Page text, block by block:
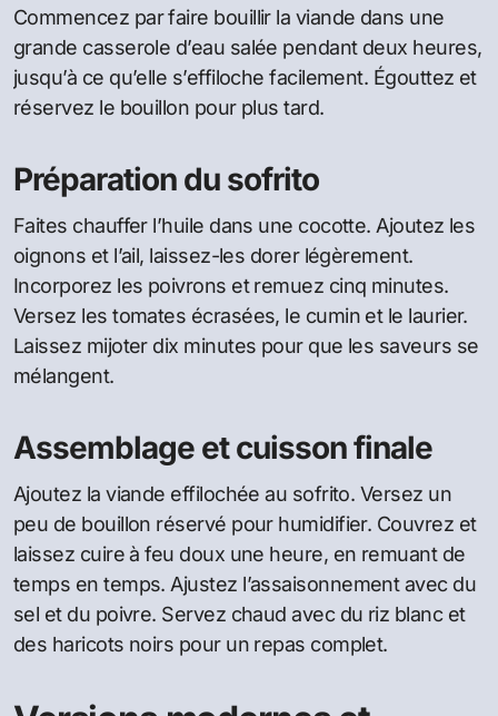
Commencez par faire bouillir la viande dans une
grande casserole d’eau salée pendant deux heures,
jusqu’à ce qu’elle s’effiloche facilement. Égouttez et
réservez le bouillon pour plus tard.
Préparation du sofrito
Faites chauffer l’huile dans une cocotte. Ajoutez les
oignons et l’ail, laissez-les dorer légèrement.
Incorporez les poivrons et remuez cinq minutes.
Versez les tomates écrasées, le cumin et le laurier.
Laissez mijoter dix minutes pour que les saveurs se
mélangent.
Assemblage et cuisson finale
Ajoutez la viande effilochée au sofrito. Versez un
peu de bouillon réservé pour humidifier. Couvrez et
laissez cuire à feu doux une heure, en remuant de
temps en temps. Ajustez l’assaisonnement avec du
sel et du poivre. Servez chaud avec du riz blanc et
des haricots noirs pour un repas complet.